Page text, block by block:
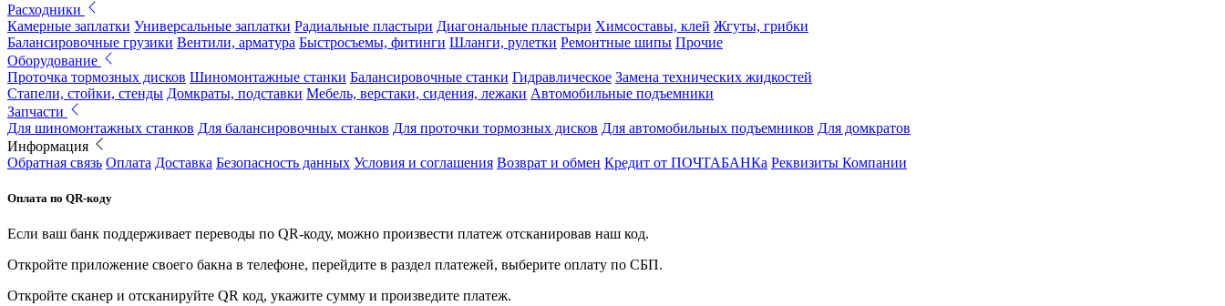
Расходники
Камерные заплатки Универсальные заплатки Радиальные пластыри Диагональные пластыри Химсоставы, клей Жгуты, грибки
Балансировочные грузики Вентили, арматура Быстросъемы, фитинги Шланги, рулетки Ремонтные шипы Прочие
Оборудование
Проточка тормозных дисков Шиномонтажные станки Балансировочные станки Гидравлическое Замена технических жидкостей
Стапели, стойки, стенды Домкраты, подставки Мебель, верстаки, сидения, лежаки Автомобильные подъемники
Запчасти
Для шиномонтажных станков Для балансировочных станков Для проточки тормозных дисков Для автомобильных подъемников Для домкратов
Информация
Обратная связь Оплата Доставка Безопасность данных Условия и соглашения Возврат и обмен Кредит от ПОЧТАБАНКа Реквизиты Компании
Оплата по QR-коду
Если ваш банк поддерживает переводы по QR-коду, можно произвести платеж отсканировав наш код.
Откройте приложение своего бакна в телефоне, перейдите в раздел платежей, выберите оплату по СБП.
Откройте сканер и отсканируйте QR код, укажите сумму и произведите платеж.